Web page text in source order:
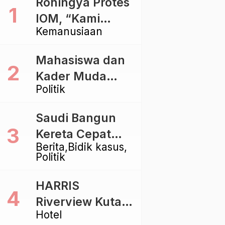
Kemanusiaan
IOM, “Kami
dibiarkan Mati
Politik
Mahasiswa dan
Kader Muda
Ramaikan Forum
Golkar di
Singaraja
Berita Bidik kasus
Politik
Saudi Bangun
Kereta Cepat
Rp112 Triliun,
Proyek Rp116
Triliun yang
Baru Sampai
Hotel
HARRIS
Riverview Kuta
Bali Tawarkan